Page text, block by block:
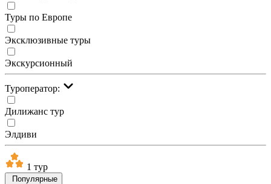
Туры по Европе
Эксклюзивные туры
Экскурсионный
Туроператор:
Дилижанс тур
Элдиви
1 тур
Популярные